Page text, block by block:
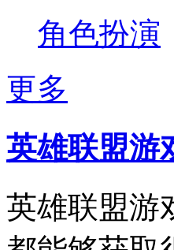
角色扮演
更多
英雄联盟游
英雄联盟游